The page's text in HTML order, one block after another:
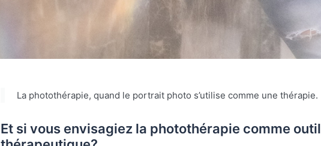
La photothérapie, quand le portrait photo s’utilise comme une thérapie.
Et si vous envisagiez la photothérapie comme outil